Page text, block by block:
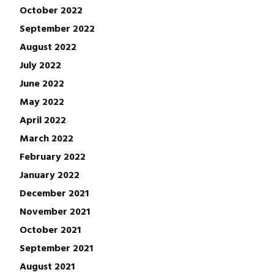
October 2022
September 2022
August 2022
July 2022
June 2022
May 2022
April 2022
March 2022
February 2022
January 2022
December 2021
November 2021
October 2021
September 2021
August 2021